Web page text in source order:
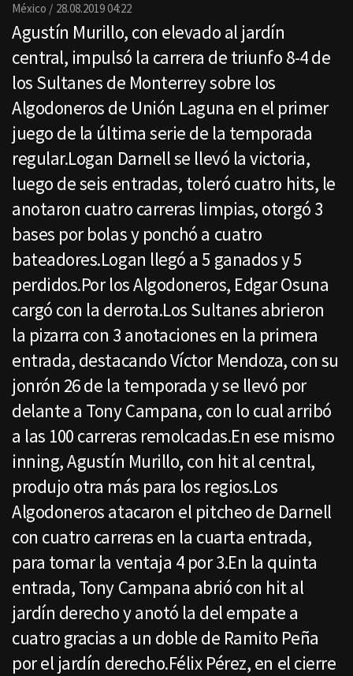
México 28.08.2019 04:22
Agustín Murillo, con elevado al jardín
central, impulsó la carrera de triunfo 8-4 de
los Sultanes de Monterrey sobre los
Algodoneros de Unión Laguna en el primer
juego de la última serie de la temporada
regular.Logan Darnell se llevó la victoria,
luego de seis entradas, toleró cuatro hits, le
anotaron cuatro carreras limpias, otorgó 3
bases por bolas y ponchó a cuatro
bateadores.Logan llegó a 5 ganados y 5
perdidos.Por los Algodoneros, Edgar Osuna
cargó con la derrota.Los Sultanes abrieron
la pizarra con 3 anotaciones en la primera
entrada, destacando Víctor Mendoza, con su
jonrón 26 de la temporada y se llevó por
delante a Tony Campana, con lo cual arribó
a las 100 carreras remolcadas.En ese mismo
inning, Agustín Murillo, con hit al central,
produjo otra más para los regios.Los
Algodoneros atacaron el pitcheo de Darnell
con cuatro carreras en la cuarta entrada,
para tomar la ventaja 4 por 3.En la quinta
entrada, Tony Campana abrió con hit al
jardín derecho y anotó la del empate a
cuatro gracias a un doble de Ramito Peña
por el jardín derecho.Félix Pérez, en el cierre